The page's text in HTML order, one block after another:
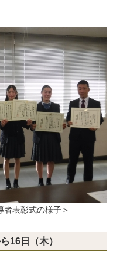
式の様子＞
16日（木）